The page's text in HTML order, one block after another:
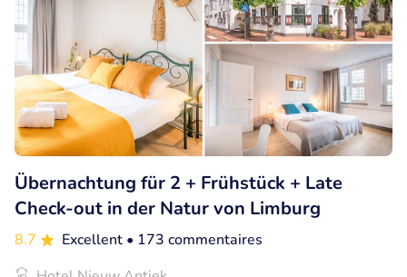
Übernachtung für 2 + Frühstück + Late
Check-out in der Natur von Limburg
8.7 Excellent • 173 commentaires